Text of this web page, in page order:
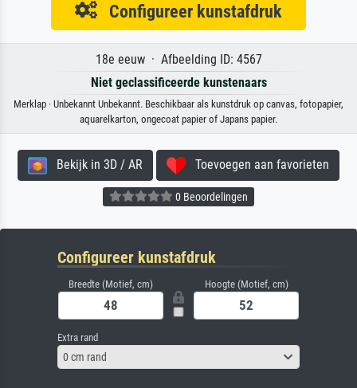
Configureer kunstafdruk
18e eeuw · Afbeelding ID: 4567
Niet geclassificeerde kunstenaars
Merklap · Unbekannt Unbekannt. Beschikbaar als kunstdruk op canvas, fotopapier,
aquarelkarton, ongecoat papier of Japans papier.
Bekijk in 3D / AR Toevoegen aan favorieten
0 Beoordelingen
Configureer kunstafdruk
Breedte (Motief, cm) Hoogte (Motief, cm)
Extra rand
0 cm rand